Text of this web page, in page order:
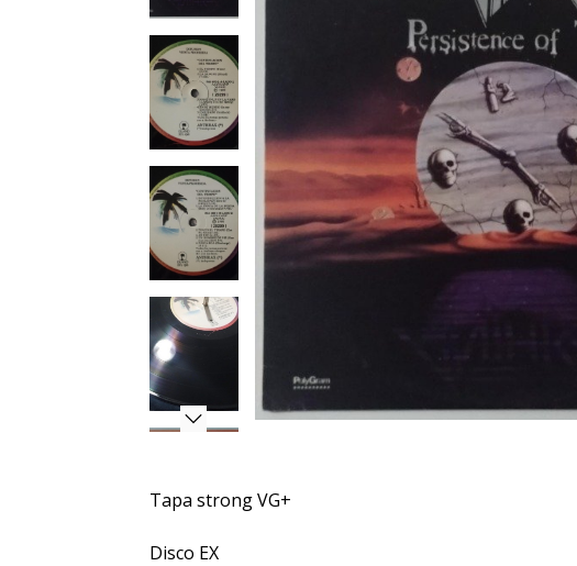
Tapa strong VG+
Disco EX